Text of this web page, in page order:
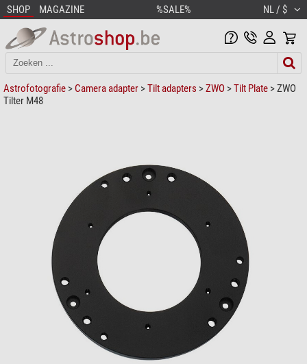
SHOP MAGAZINE %SALE% NL / $
Astrofotografie > Camera adapter >Tilt adapters >ZWO >Tilt Plate > ZWO
Tilter M48